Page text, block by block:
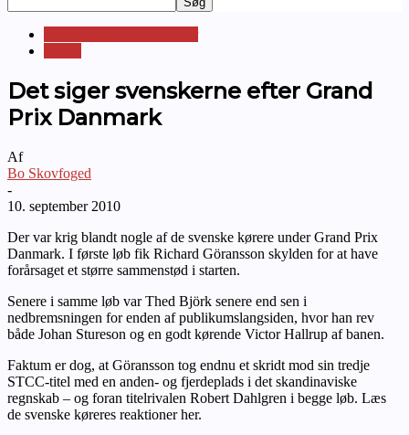
Det siger svenskerne efter Grand
Prix Danmark
Af
Bo Skovfoged
-
10. september 2010
Der var krig blandt nogle af de svenske kørere under Grand Prix
Danmark. I første løb fik Richard Göransson skylden for at have
forårsaget et større sammenstød i starten.
Senere i samme løb var Thed Björk senere end sen i
nedbremsningen for enden af publikumslangsiden, hvor han rev
både Johan Stureson og en godt kørende Victor Hallrup af banen.
Faktum er dog, at Göransson tog endnu et skridt mod sin tredje
STCC-titel med en anden- og fjerdeplads i det skandinaviske
regnskab – og foran titelrivalen Robert Dahlgren i begge løb. Læs
de svenske køreres reaktioner her.